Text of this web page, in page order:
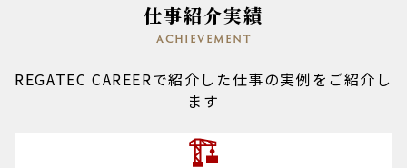
仕事紹介実績
achievement
REGATEC CAREERで紹介した仕事の実例をご紹介し
ます